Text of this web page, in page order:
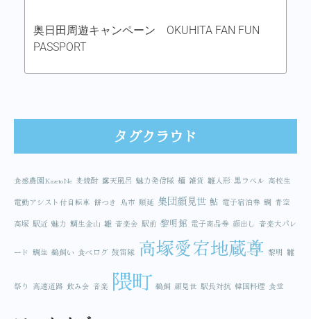
奥日田周遊キャンペーン OKUHITA FAN FUN
PASSPORT
タグクラウド
食感農園KazetoNe 麦焼酎 露天風呂 魅力発信隊 麺 雑貨 雛人形 黒ラベル 高校生
電動アシスト付自転車 餅つき 鳥市 順延 集団顔見世 鮎 電子宿泊券 鯛 青空
高塚 駅近 魅力 鯛生金山 雛 音楽会 駅前 黎明館 電子商品券 顔出し 音楽大パレ
ード 鯛生 鵜飼い 食べログ 鼓笛隊 高塚愛宕地蔵尊 黎明 雛
祭り 高速道路 飲み会 音楽 隈町 鵜飼 顔見世 駅長対抗 韓国料理 食堂